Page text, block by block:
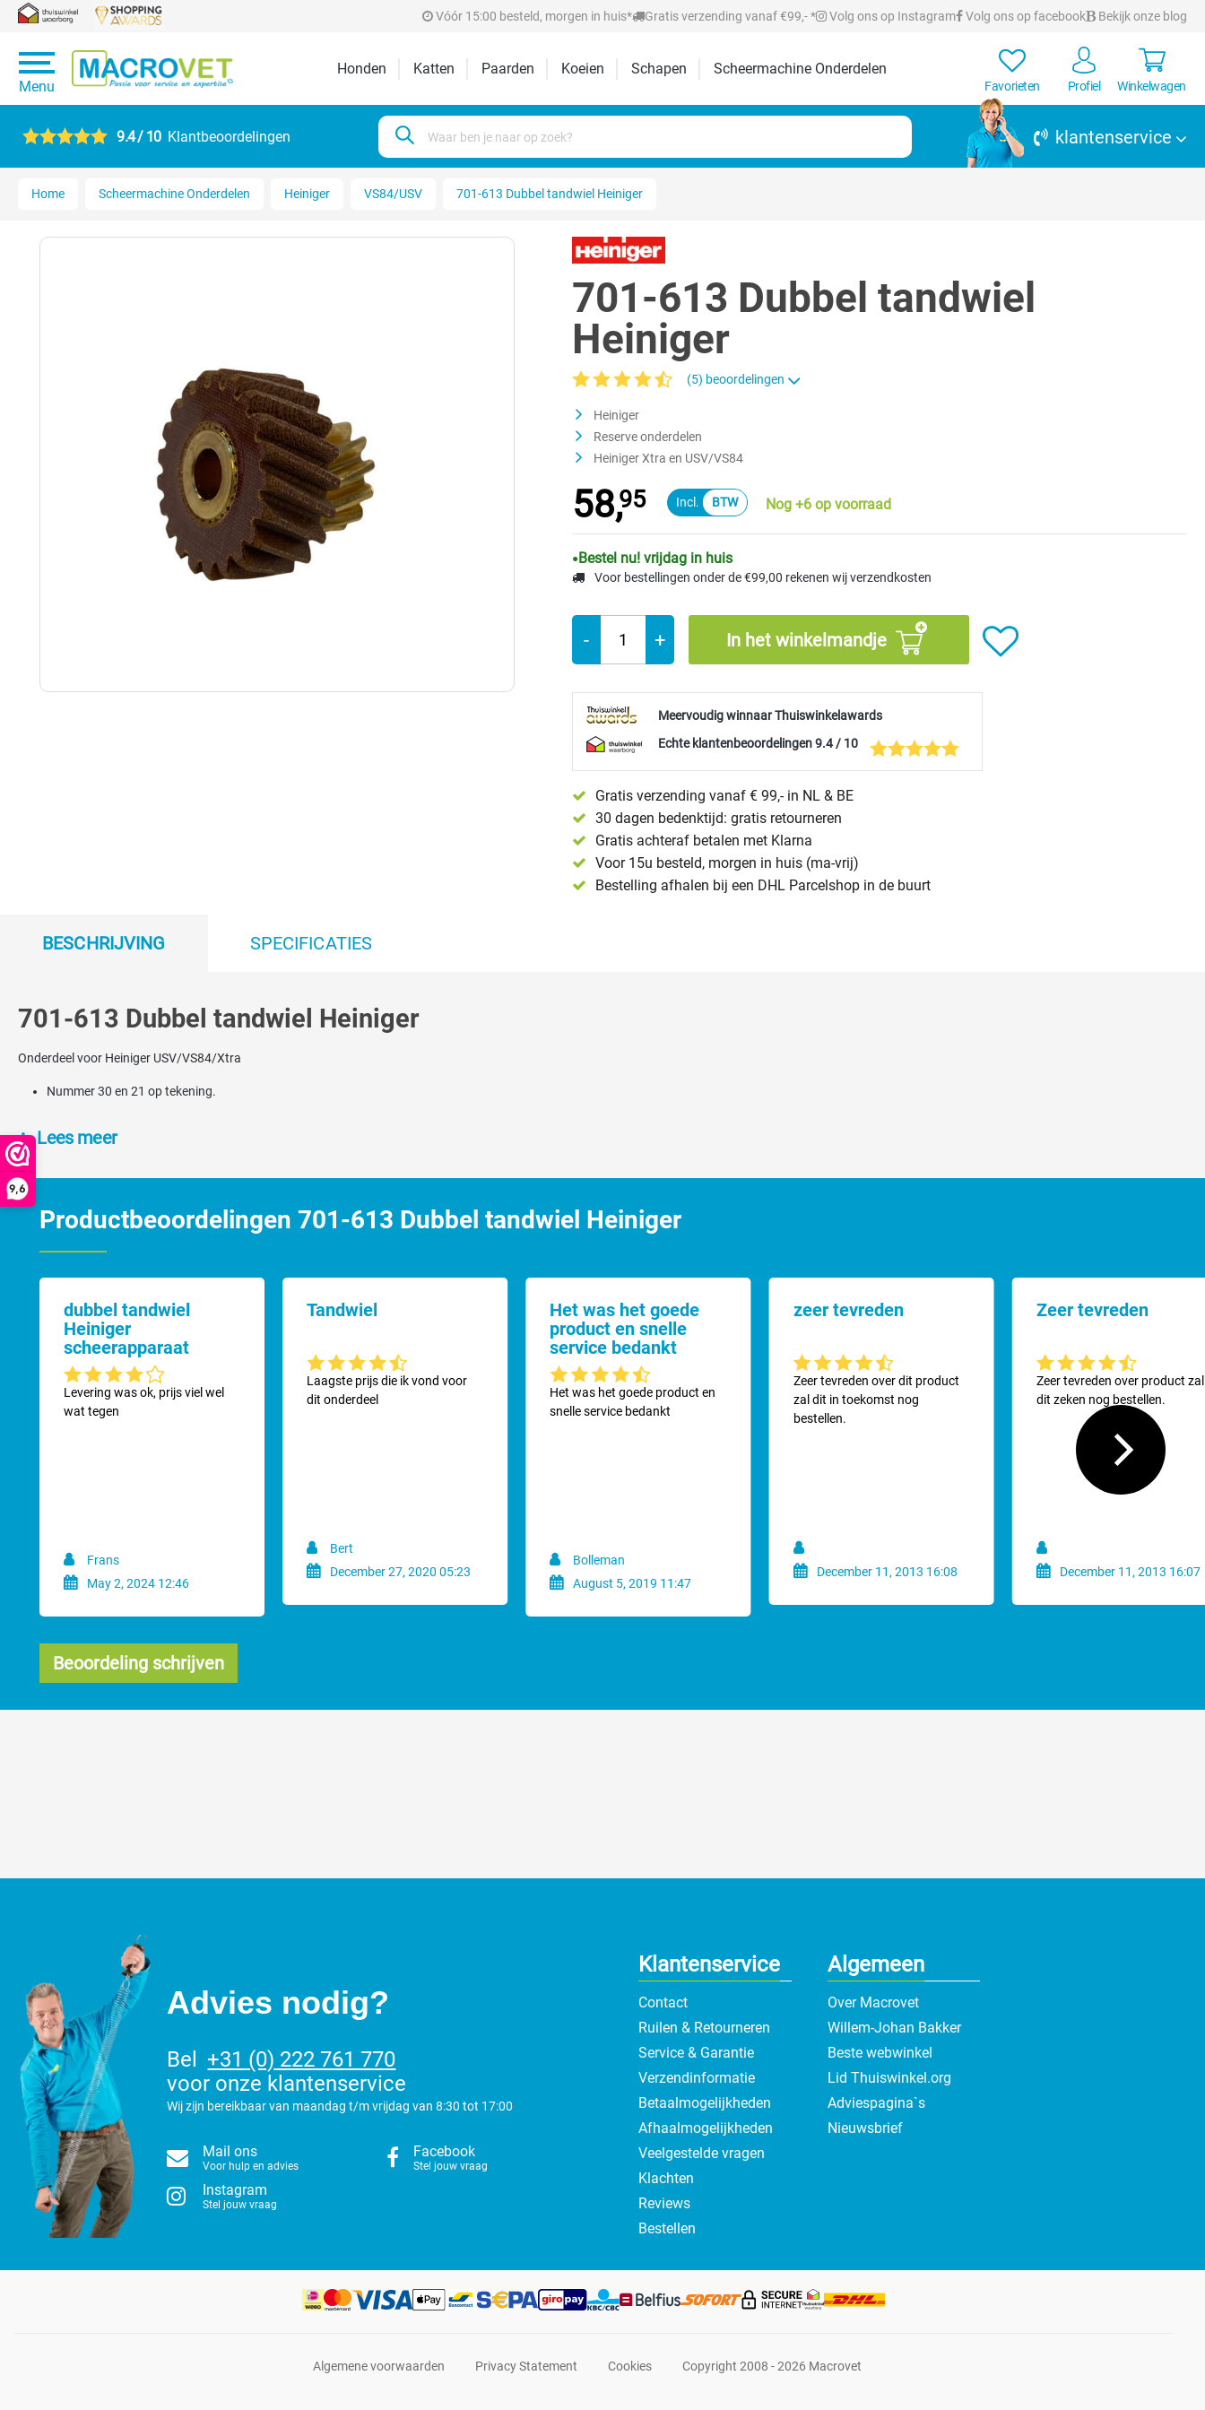
9,6
Vóór 15:00 besteld, morgen in huis* Gratis verzending vanaf €99,- * Volg ons op Instagram Volg ons op facebook Bekijk onze blog
Menu
Honden Katten Paarden Koeien Schapen Scheermachine Onderdelen
Favorieten Profiel Winkelwagen
9.4 / 10 Klantbeoordelingen klantenservice
Home Scheermachine Onderdelen Heiniger VS84/USV 701-613 Dubbel tandwiel Heiniger
701-613 Dubbel tandwiel
Heiniger
(5) beoordelingen
Heiniger
Reserve onderdelen
Heiniger Xtra en USV/VS84
58,95 Nog +6 op voorraad
Bestel nu! vrijdag in huis
Voor bestellingen onder de €99,00 rekenen wij verzendkosten
- + In het winkelmandje
Meervoudig winnaar Thuiswinkelawards
Echte klantenbeoordelingen 9.4 / 10
Gratis verzending vanaf € 99,- in NL & BE
30 dagen bedenktijd: gratis retourneren
Gratis achteraf betalen met Klarna
Voor 15u besteld, morgen in huis (ma-vrij)
Bestelling afhalen bij een DHL Parcelshop in de buurt
BESCHRIJVING SPECIFICATIES
701-613 Dubbel tandwiel Heiniger
Onderdeel voor Heiniger USV/VS84/Xtra
Nummer 30 en 21 op tekening.
Lees meer
Productbeoordelingen 701-613 Dubbel tandwiel Heiniger
dubbel tandwiel
Heiniger
scheerapparaat
Gemiddelde waardering van 4 van 5 sterren
Levering was ok, prijs viel wel
wat tegen
Frans
May 2, 2024 12:46
Tandwiel
Gemiddelde waardering van 4.6 van 5 sterren
Laagste prijs die ik vond voor
dit onderdeel
Bert
December 27, 2020 05:23
Het was het goede
product en snelle
service bedankt
Gemiddelde waardering van 4.6 van 5 sterren
Het was het goede product en
snelle service bedankt
Bolleman
August 5, 2019 11:47
zeer tevreden
Gemiddelde waardering van 4.6 van 5 sterren
Zeer tevreden over dit product
zal dit in toekomst nog
bestellen.
December 11, 2013 16:08
Zeer tevreden
Gemiddelde waardering van
Zeer tevreden over product zal
dit zeken nog bestellen.
December 11, 2013 16:07
Beoordeling schrijven
Klantenservice
Contact
Ruilen & Retourneren
Service & Garantie
Verzendinformatie
Betaalmogelijkheden
Afhaalmogelijkheden
Veelgestelde vragen
Klachten
Reviews
Bestellen
Algemeen
Over Macrovet
Willem-Johan Bakker
Beste webwinkel
Lid Thuiswinkel.org
Adviespagina`s
Nieuwsbrief
Advies nodig?
Bel
+31 (0) 222 761 770
voor onze klantenservice
Wij zijn bereikbaar van maandag t/m vrijdag van 8:30 tot 17:00
Mail ons
Voor hulp en advies
Facebook
Stel jouw vraag
Instagram
Stel jouw vraag
Algemene voorwaarden Privacy Statement Cookies Copyright 2008 - 2026 Macrovet